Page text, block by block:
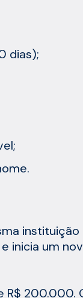
dias);
instituição
inicia um
R$ 200.000.